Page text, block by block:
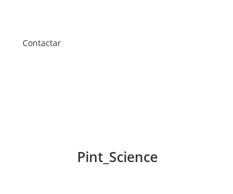
Contactar
Pint_Science